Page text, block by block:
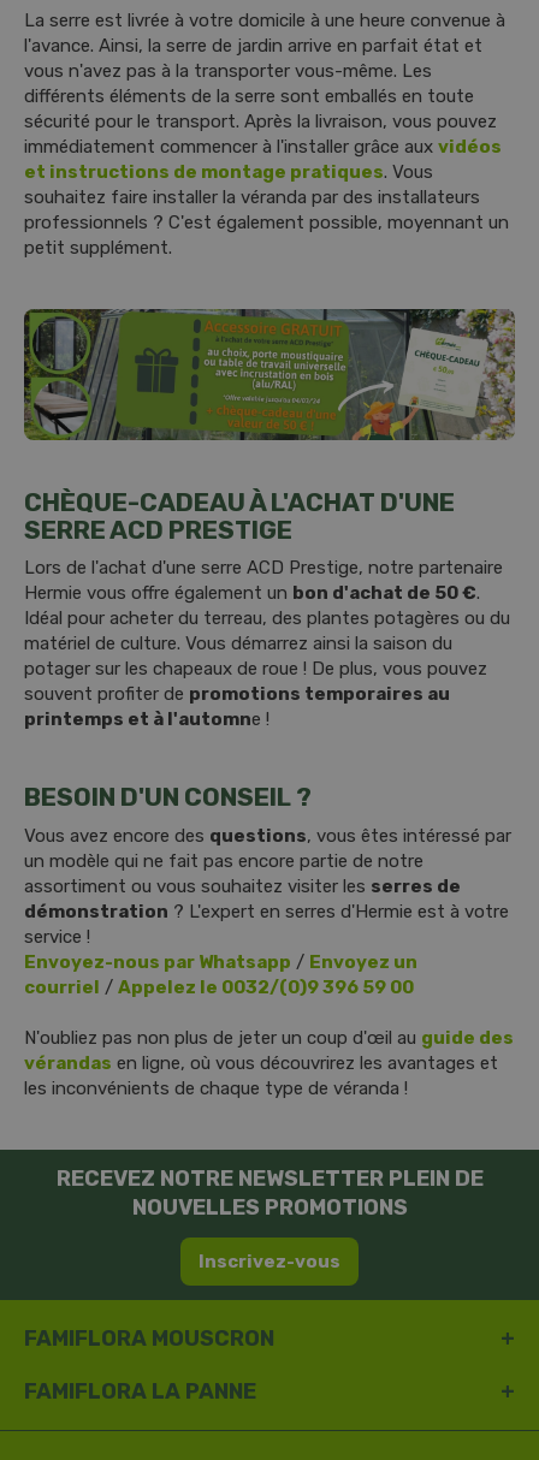
La serre est livrée à votre domicile à une heure convenue à
l'avance. Ainsi, la serre de jardin arrive en parfait état et
vous n'avez pas à la transporter vous-même. Les
différents éléments de la serre sont emballés en toute
sécurité pour le transport. Après la livraison, vous pouvez
immédiatement commencer à l'installer grâce aux vidéos
et instructions de montage pratiques. Vous
souhaitez faire installer la véranda par des installateurs
professionnels ? C'est également possible, moyennant un
petit supplément.
CHÈQUE-CADEAU À L'ACHAT D'UNE
SERRE ACD PRESTIGE
Lors de l'achat d'une serre ACD Prestige, notre partenaire
Hermie vous offre également un bon d'achat de 50 €.
Idéal pour acheter du terreau, des plantes potagères ou du
matériel de culture. Vous démarrez ainsi la saison du
potager sur les chapeaux de roue ! De plus, vous pouvez
souvent profiter de promotions temporaires au
printemps et à l'automne !
BESOIN D'UN CONSEIL ?
Vous avez encore des questions, vous êtes intéressé par
un modèle qui ne fait pas encore partie de notre
assortiment ou vous souhaitez visiter les serres de
démonstration ? L'expert en serres d'Hermie est à votre
service !
Envoyez-nous par Whatsapp / Envoyez un
courriel / Appelez le 0032/(0)9 396 59 00
N'oubliez pas non plus de jeter un coup d'œil au guide des
vérandas en ligne, où vous découvrirez les avantages et
les inconvénients de chaque type de véranda !
RECEVEZ NOTRE NEWSLETTER PLEIN DE
NOUVELLES PROMOTIONS
Inscrivez-vous
FAMIFLORA MOUSCRON
FAMIFLORA LA PANNE